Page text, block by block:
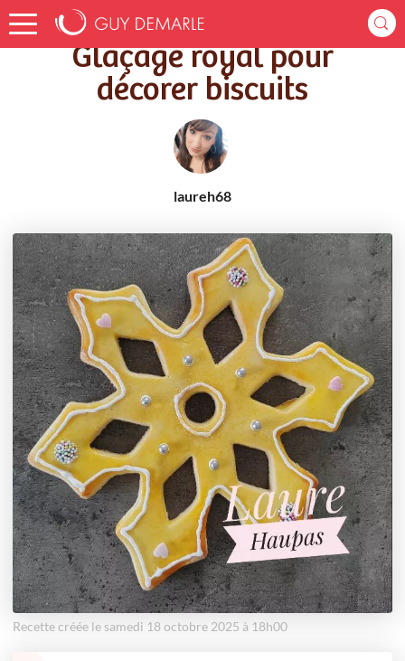
Accueil Recettes Glaçage royal pour décorer biscuits
Glaçage royal pour
décorer biscuits
laureh68
Recette créée le samedi 18 octobre 2025 à 18h00